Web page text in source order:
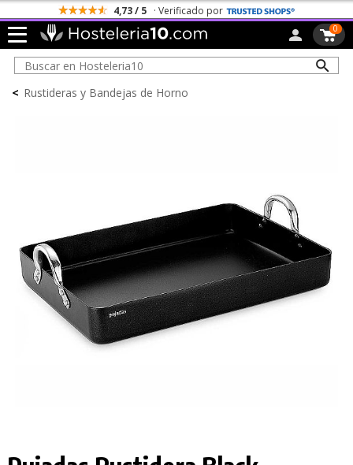
4,73 / 5 · Verificado por
0
< Rustideras y Bandejas de Horno